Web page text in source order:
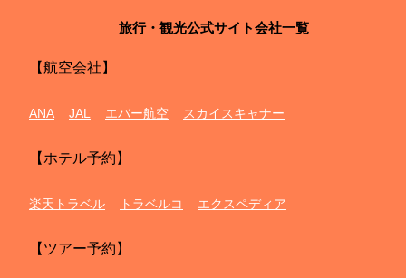
旅行・観光公式サイト会社一覧
【航空会社】
ANA JAL エバー航空 スカイスキャナー
【ホテル予約】
楽天トラベル トラベルコ エクスペディア
【ツアー予約】